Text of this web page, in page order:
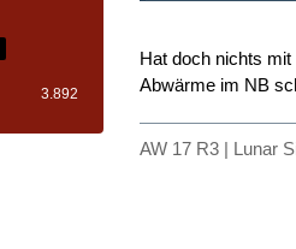
3.892
Hat doch nichts
Abwärme im NB
AW 17 R3 | Lunar